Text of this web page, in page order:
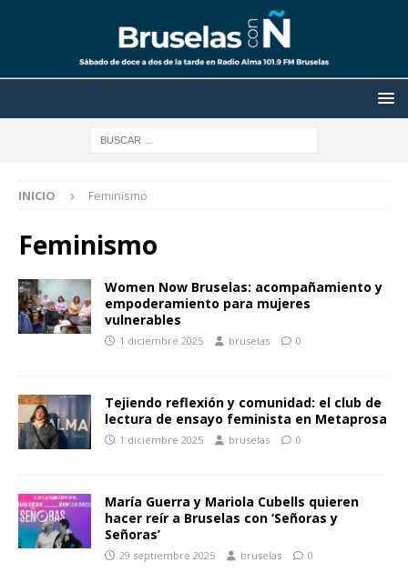
INICIO Feminismo
Feminismo
Women Now Bruselas: acompañamiento y
empoderamiento para mujeres
vulnerables
1 diciembre 2025 bruselas 0
Tejiendo reflexión y comunidad: el club de
lectura de ensayo feminista en Metaprosa
1 diciembre 2025 bruselas 0
María Guerra y Mariola Cubells quieren
hacer reír a Bruselas con ‘Señoras y
Señoras’
29 septiembre 2025 bruselas 0